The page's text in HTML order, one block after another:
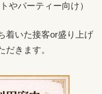
やパーティー向け）
着いた接客or盛り上げ
きます。